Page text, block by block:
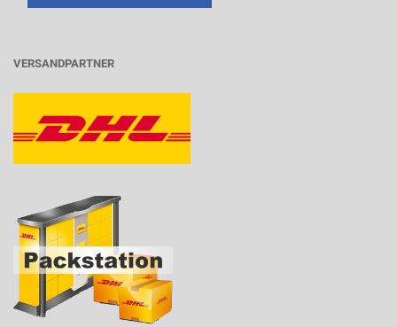
VERSANDPARTNER